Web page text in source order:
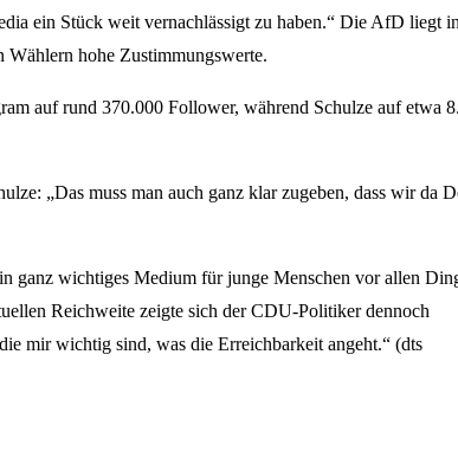
ein Stück weit vernachlässigt zu haben.“ Die AfD liegt in
hohe Zustimmungswerte.
auf rund 370.000 Follower, während Schulze auf etwa
„Das muss man auch ganz klar zugeben, dass wir da
ganz wichtiges Medium für junge Menschen vor allen
Reichweite zeigte sich der CDU-Politiker dennoch
mir wichtig sind, was die Erreichbarkeit angeht.“ (dts